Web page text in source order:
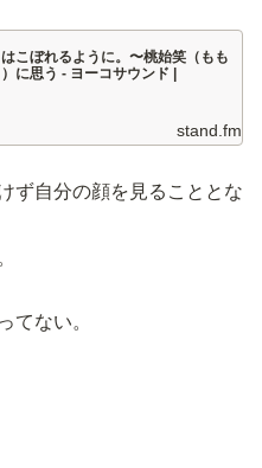
こぼれるように。〜桃始笑（もも
に思う - ヨーコサウンド |
stand.fm
ず自分の顔を見ることとな
てない。